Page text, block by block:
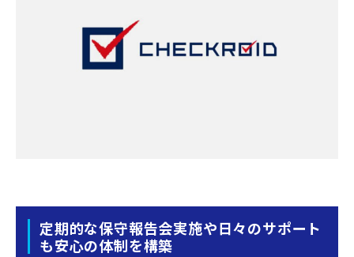
定期的な保守報告会実施や日々のサポート
も安心の体制を構築